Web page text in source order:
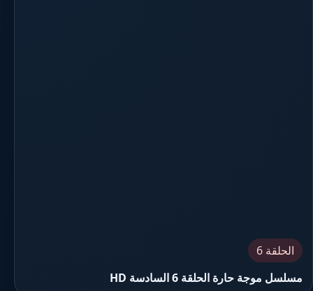
الحلقة 6
مسلسل موجة حارة الحلقة 6 السادسة HD